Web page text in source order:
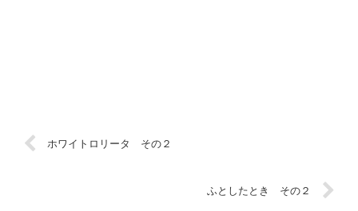
ホワイトロリータ その２
ふとしたとき その２